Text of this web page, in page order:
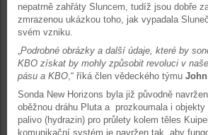
nepatrně zahřáty Sluncem, tudíž jsou dobře
zmrazenou ukázkou toho, jak vypadala
svém vzniku.
„Podrobné obrázky a další údaje, které by
KBO získat by mohly způsobit revoluci v
pásu a KBO,“ říká člen vědeckého týmu
Sonda New Horizons byla již původně
oběžnou dráhu Pluta a prozkoumala i
palivo (hydrazin) pro průlety kolem těles
komunikační systém je navržen tak, aby